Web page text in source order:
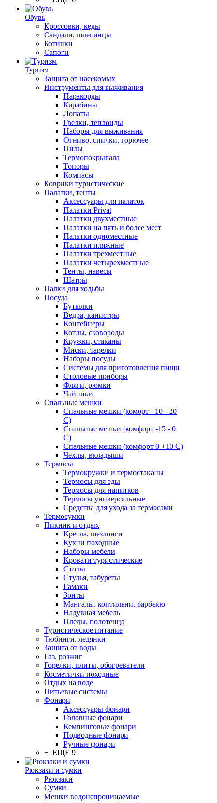
Обувь
Кроссовки, кеды
Сандали, шлепанцы
Ботинки
Сапоги
Туризм
Защита от насекомых
Инструменты для выживания
Паракорды
Карабины
Лопаты
Грелки, теплоиды
Наборы для выживания
Огниво, спички, горючее
Пилы
Термопокрывала
Топоры
Компасы
Коврики туристические
Палатки, тенты
Аксессуары для палаток
Палатки Privat
Палатки двухместные
Палатки на пять и более мест
Палатки одноместные
Палатки пляжные
Палатки трехместные
Палатки четырехместные
Тенты, навесы
Шатры
Палки для ходьбы
Посуда
Бутылки
Ведра, канистры
Контейнеры
Котлы, сковороды
Кружки, стаканы
Миски, тарелки
Наборы посуды
Системы для приготовления пищи
Столовые приборы
Фляги, рюмки
Чайники
Спальные мешки
Спальные мешки (коморт +10 +20
С)
Спальные мешки (комфорт -15 - 0
С)
Спальные мешки (комфорт 0 +10 С)
Чехлы, вкладыши
Термосы
Термокружки и термостаканы
Термосы для еды
Термосы для напитков
Термосы универсальные
Средства для ухода за термосами
Термосумки
Пикник и отдых
Кресла, шезлонги
Кухни походные
Наборы мебели
Кровати туристические
Столы
Стулья, табуреты
Гамаки
Зонты
Мангалы, коптильни, барбекю
Надувная мебель
Пледы, полотенца
Туристическое питание
Тюбинги, ледянки
Защита от воды
Газ, розжиг
Горелки, плиты, обогреватели
Косметички походные
Отдых на воде
Питьевые системы
Фонари
Аксессуары фонари
Головные фонари
Кемпинговые фонари
Подводные фонари
Ручные фонари
+ ЕЩЕ 9
Рюкзаки и сумки
Рюкзаки
Сумки
Мешки водонепроницаемые